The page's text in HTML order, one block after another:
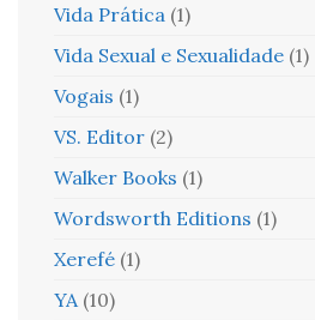
Vida Prática (1)
Vida Sexual e Sexualidade (1)
Vogais (1)
VS. Editor (2)
Walker Books (1)
Wordsworth Editions (1)
Xerefé (1)
YA (10)